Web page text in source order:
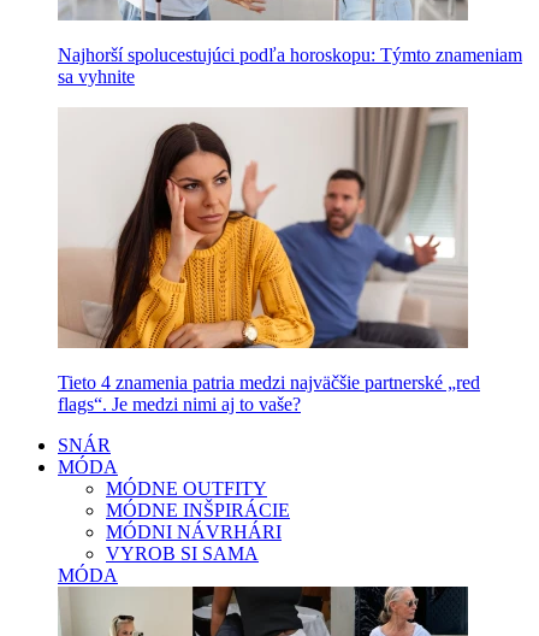
Najhorší spolucestujúci podľa horoskopu: Týmto znameniam
sa vyhnite
Tieto 4 znamenia patria medzi najväčšie partnerské „red
flags“. Je medzi nimi aj to vaše?
SNÁR
MÓDA
MÓDNE OUTFITY
MÓDNE INŠPIRÁCIE
MÓDNI NÁVRHÁRI
VYROB SI SAMA
MÓDA